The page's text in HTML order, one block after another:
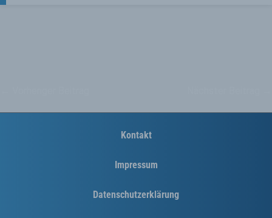
Kontakt
Impressum
Datenschutzerklärung